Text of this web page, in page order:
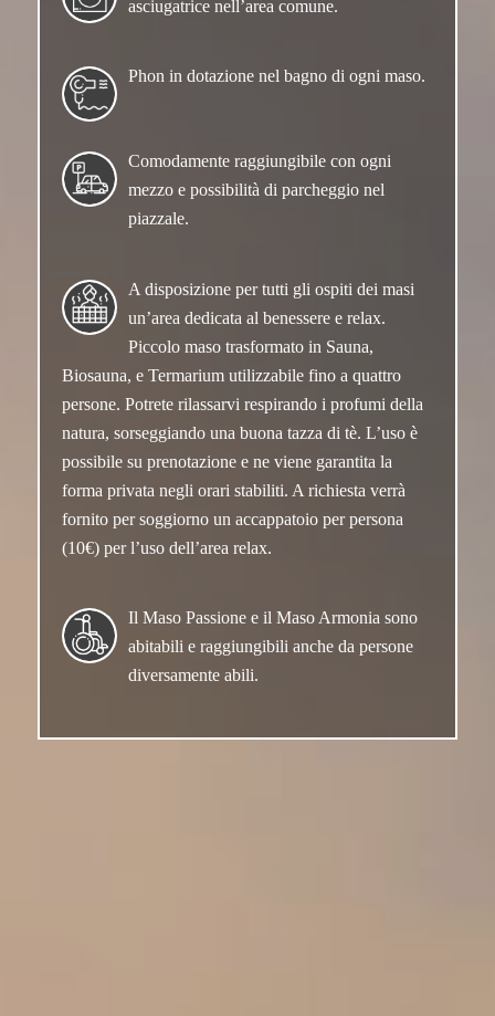
asciugatrice nell’area comune.
Phon in dotazione nel bagno di ogni maso.
Comodamente raggiungibile con ogni
mezzo e possibilità di parcheggio nel
piazzale.
A disposizione per tutti gli ospiti dei masi
un’area dedicata al benessere e relax.
Piccolo maso trasformato in Sauna,
Biosauna, e Termarium utilizzabile fino a quattro
persone. Potrete rilassarvi respirando i profumi della
natura, sorseggiando una buona tazza di tè. L’uso è
possibile su prenotazione e ne viene garantita la
forma privata negli orari stabiliti. A richiesta verrà
fornito per soggiorno un accappatoio per persona
(10€) per l’uso dell’area relax.
Il Maso Passione e il Maso Armonia sono
abitabili e raggiungibili anche da persone
diversamente abili.